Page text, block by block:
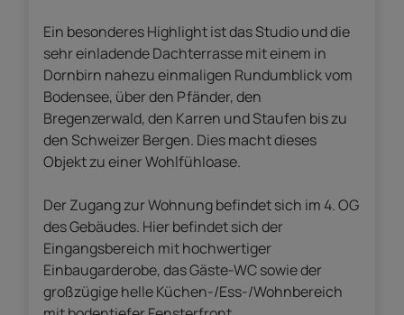
Ein besonderes Highlight ist das Studio und die
sehr einladende Dachterrasse mit einem in
Dornbirn nahezu einmaligen Rundumblick vom
Bodensee, über den Pfänder, den
Bregenzerwald, den Karren und Staufen bis zu
den Schweizer Bergen. Dies macht dieses
Objekt zu einer Wohlfühloase.
Der Zugang zur Wohnung befindet sich im 4. OG
des Gebäudes. Hier befindet sich der
Eingangsbereich mit hochwertiger
Einbaugarderobe, das Gäste-WC sowie der
großzügige helle Küchen-/Ess-/Wohnbereich